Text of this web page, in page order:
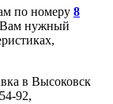
по номеру 8
Вам нужный
в Высоковск
92,